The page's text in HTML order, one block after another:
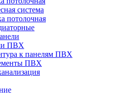
система
потолочная
ПВХ
к панелям ПВХ
ПВХ